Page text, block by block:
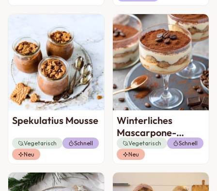
Spekulatius Mousse
Vegetarisch
Schnell
Neu
Winterliches
Mascarpone-
Tiramisu
Vegetarisch
Schnell
Neu